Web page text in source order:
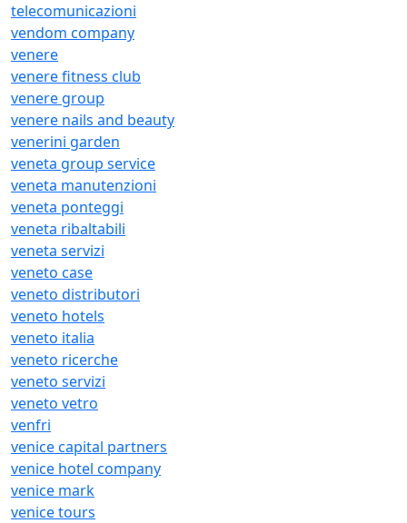
telecomunicazioni
vendom company
venere
venere fitness club
venere group
venere nails and beauty
venerini garden
veneta group service
veneta manutenzioni
veneta ponteggi
veneta ribaltabili
veneta servizi
veneto case
veneto distributori
veneto hotels
veneto italia
veneto ricerche
veneto servizi
veneto vetro
venfri
venice capital partners
venice hotel company
venice mark
venice tours